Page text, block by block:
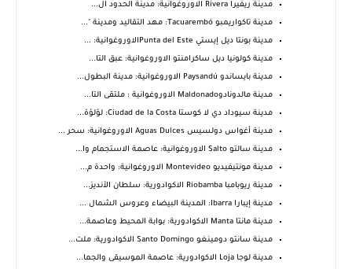
مدينة ريفيرا Rivera الاوروغوانية: مدينة الحدود ال...
مدينة تاكواريمبو Tacuarembó: مهد التقاليد ومدينة "...
مدينة بونتا ديل إيستي Punta del Esteالاوروغوانية: ...
مدينة كولونيا ديل ساكرامنتو الاوروغوانية: عبق التا...
مدينة بايساندو Paysandú الاوروغوانية: مدينة البطول...
مدينة مالدونادوMaldonado الاوروغوانية : ملتقى التا...
مدينة سيوداد دي لا كوستا Ciudad de la Costa: لؤلؤة...
مدينة أغواس دولسيس Aguas Dulces الاوروغوانية: سحر ...
مدينة سالتو Salto الاوروغوانية: عاصمة الاستجمام وا...
مدينة مونتيفيديو Montevideo الاوروغوانية: واحدة م...
مدينة ريوبامبا Riobamba الاكوادورية: سلطان الأنديز...
مدينة إيبارا Ibarra: المدينة البيضاء وعروس الشمال ...
مدينة مانتا Manta الاكوادورية: بوابة المحيط وعاصمة...
مدينة سانتو دومينغو Santo Domingo الاكوادورية: ملت...
مدينة لوجا Loja الاكوادورية: عاصمة الموسيقى والجما...